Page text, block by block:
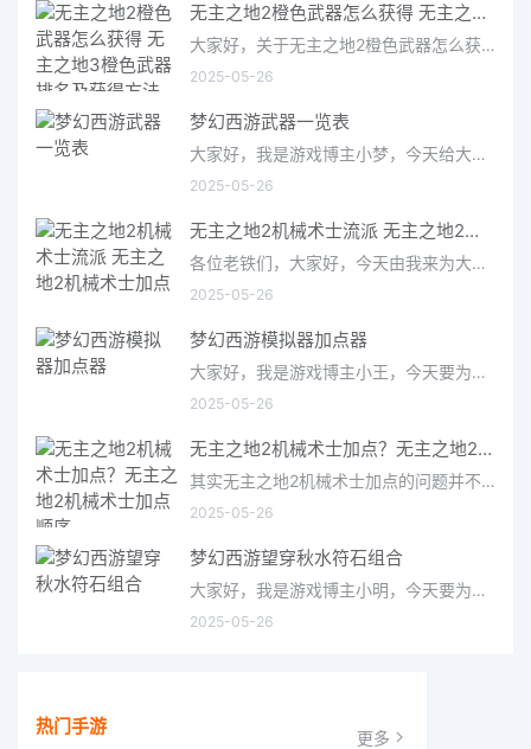
无主之地2橙色武器怎么获得 无主之地3橙色武器排名及获得方法
大家好，关于无主之地2橙色武器怎么获得很多朋友都还不太明白，今天小编就来为大家分享关于无主之地3橙色武器排
2025-05-26
梦幻西游武器一览表
大家好，我是游戏博主小梦，今天给大家带来的是梦幻西游武器一览表。作为一款经典的国产MMORPG游戏，梦幻西游拥有
2025-05-26
无主之地2机械术士流派 无主之地2机械术士加点
各位老铁们，大家好，今天由我来为大家分享无主之地2机械术士流派，以及无主之地2机械术士加点的相关问题知识，希望
2025-05-26
梦幻西游模拟器加点器
大家好，我是游戏博主小王，今天要为大家介绍的是备受玩家关注的梦幻西游模拟器加点器。作为一款经典的仙侠类游
2025-05-26
无主之地2机械术士加点？无主之地2机械术士加点顺序
其实无主之地2机械术士加点的问题并不复杂，但是又很多的朋友都不太了解无主之地2机械术士加点顺序，因此呢，今天
2025-05-26
梦幻西游望穿秋水符石组合
大家好，我是游戏博主小明，今天要为大家介绍的是梦幻西游中备受关注的望穿秋水符石组合。这个组合在游戏中被称
2025-05-26
热门手游 更多